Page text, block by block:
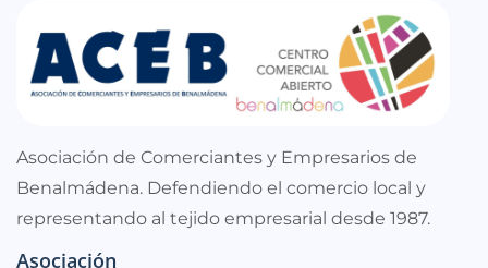
Asociación de Comerciantes y Empresarios de
Benalmádena. Defendiendo el comercio local y
representando al tejido empresarial desde 1987.
Asociación